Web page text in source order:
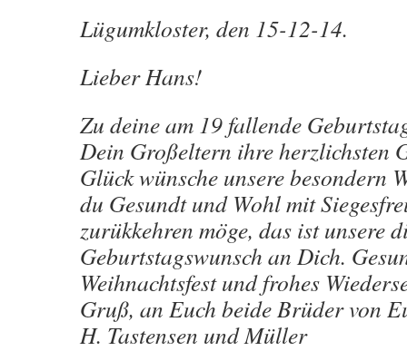
Lügumkloster, den 15-12-14.
Lieber Hans!
Zu deine am 19 fallende
Dein Großeltern ihre herzlichsten
Glück wünsche unsere besondern
du Gesundt und Wohl mit
zurükkehren möge, das ist unsere
Geburtstagswunsch an Dich.
Weihnachtsfest und frohes
Gruß, an Euch beide Brüder von
H. Tastensen und Müller